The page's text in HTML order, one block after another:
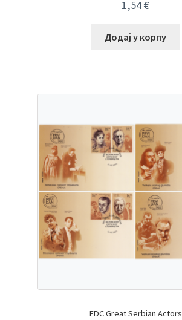
1,54€
Додај у корпу
FDC Great Serbian Actors